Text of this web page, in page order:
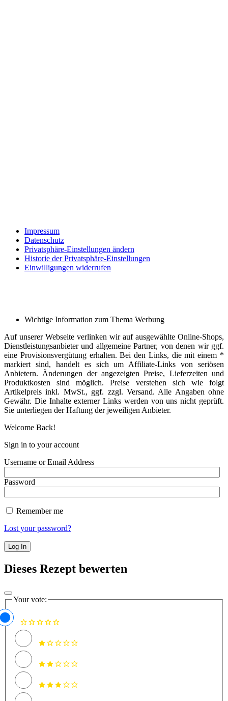
Impressum
Datenschutz
Privatsphäre-Einstellungen ändern
Historie der Privatsphäre-Einstellungen
Einwilligungen widerrufen
Wichtige Information zum Thema Werbung
Auf unserer Webseite verlinken wir auf ausgewählte Online-Shops,
Dienstleistungsanbieter und allgemeine Partner, von denen wir ggf.
eine Provisionsvergütung erhalten. Bei den Links, die mit einem *
markiert sind, handelt es sich um Affiliate-Links von seriösen
Anbietern. Änderungen der angezeigten Preise, Lieferzeiten und
Produktkosten sind möglich. Preise verstehen sich wie folgt
Artikelpreis inkl. MwSt., ggf. zzgl. Versand. Alle Angaben ohne
Gewähr. Die Inhalte externer Links werden von uns nicht geprüft.
Sie unterliegen der Haftung der jeweiligen Anbieter.
Welcome Back!
Sign in to your account
Username or Email Address
Password
Remember me
Lost your password?
Dieses Rezept bewerten
Your vote: